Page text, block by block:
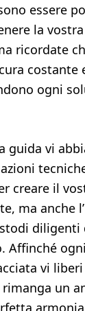
essere
la
ricordate
costante
ogni
guida vi
creare il
ma anche
diligenti
Affinché
vi
un